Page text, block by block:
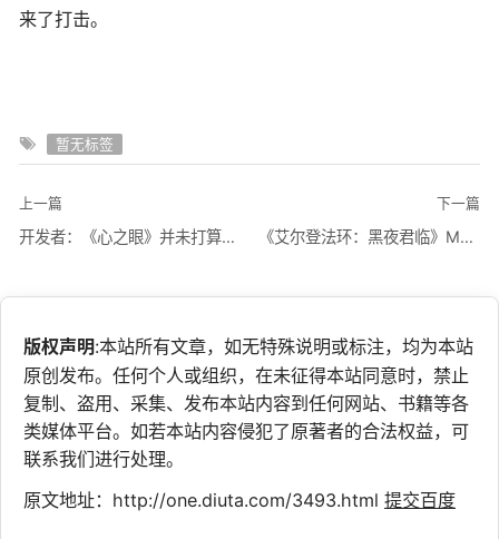
来了打击。
暂无标签
上一篇
开发者：《心之眼》并未打算与《GTA》进行正面竞争
下一篇
《艾尔登法环：黑夜君临》MOD补充双人联机功能缺憾
版权声明:本站所有文章，如无特殊说明或标注，均为本站
原创发布。任何个人或组织，在未征得本站同意时，禁止
复制、盗用、采集、发布本站内容到任何网站、书籍等各
类媒体平台。如若本站内容侵犯了原著者的合法权益，可
联系我们进行处理。
原文地址：http://one.diuta.com/3493.html 提交百度